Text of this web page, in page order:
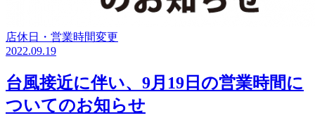
店休日・営業時間変更
2022.09.19
台風接近に伴い、9月19日の営業時間に
ついてのお知らせ